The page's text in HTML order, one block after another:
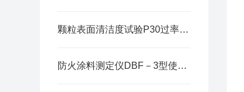
颗粒表面清洁度试验P30过率器使用说明
防火涂料测定仪DBF－3型使用说明